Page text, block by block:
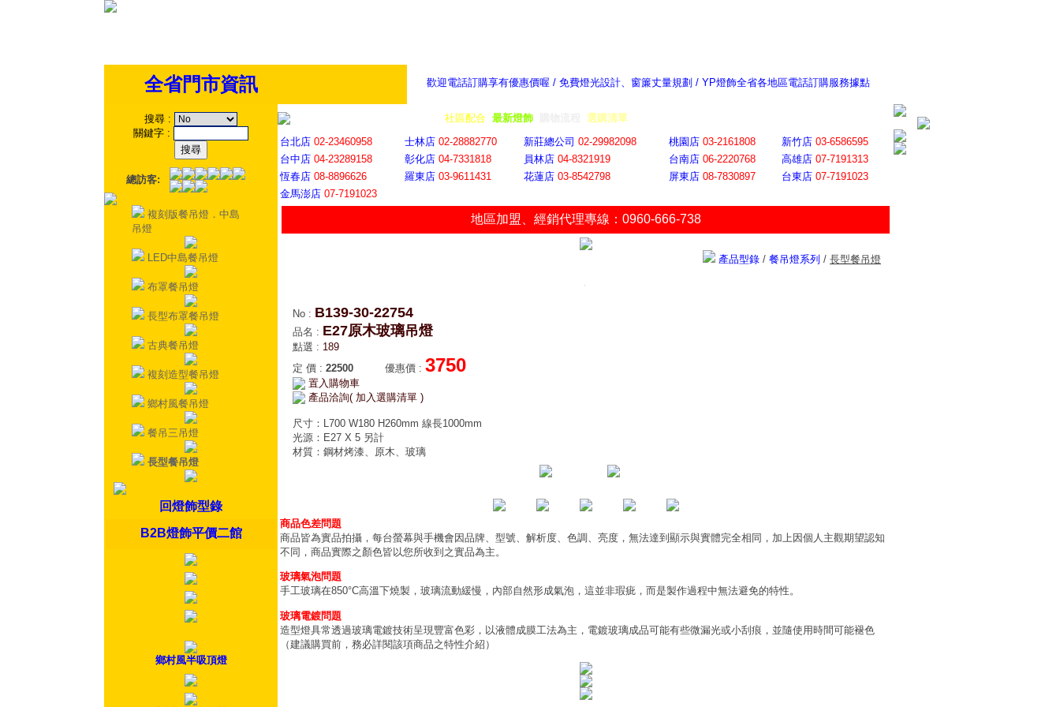
歡迎電話訂購享有優惠價喔 / 免費燈光設計、窗簾丈量規劃 / YP燈飾全省各地區電話訂購服務據點
全省門市資訊
搜尋 :
關鍵字 :
總訪客:
複刻版餐吊燈．中島
吊燈
LED中島餐吊燈
布罩餐吊燈
長型布罩餐吊燈
古典餐吊燈
複刻造型餐吊燈
鄉村風餐吊燈
餐吊三吊燈
長型餐吊燈
回燈飾型錄
B2B燈飾平價二館
鄉村風半吸頂燈
社區配合 最新燈飾 選購清單
台北店 02-23460958 士林店 02-28882770 新莊總公司 02-29982098 桃園店 03-2161808 新竹店 03-6586595
台中店 04-23289158 彰化店 04-7331818 員林店 04-8321919 台南店 06-2220768 高雄店 07-7191313
恆春店 08-8896626 羅東店 03-9611431 花蓮店 03-8542798 屏東店 08-7830897 台東店 07-7191023
金馬澎店 07-7191023
地區加盟 經銷代理專線：0960-666-738
產品型錄 / 餐吊燈系列 / 長型餐吊燈
No : B139-30-22754
品名 : E27原木玻璃吊燈
點選 : 189
定 價 : 22500 優惠價 : 3750
置入購物車
產品洽詢( 加入選購清單 )
尺寸：L700 W180 H260mm 線長1000mm
光源：E27 X 5 另計
材質：鋼材烤漆、原木、玻璃
商品色差問題
商品皆為實品拍攝，每台螢幕與手機會因品牌、型號、解析度、色調、亮度，無法達到顯示與實體完全相同，加上因個人主觀期望認知
不同，商品實際之顏色皆以您所收到之實品為主。
玻璃氣泡問題
手工玻璃在850°C高溫下燒製，玻璃流動緩慢，內部自然形成氣泡，這並非瑕疵，而是製作過程中無法避免的特性。
玻璃電鍍問題
造型燈具常透過玻璃電鍍技術呈現豐富色彩，以液體成膜工法為主，電鍍玻璃成品可能有些微漏光或小刮痕，並隨使用時間可能褪色
（建議購買前，務必詳閱該項商品之特性介紹）